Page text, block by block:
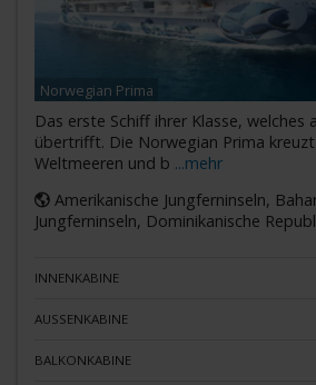
Norwegian Prima
Das erste Schiff ihrer Klasse, welches
übertrifft. Die Norwegian Prima
Weltmeeren und b ...mehr
Amerikanische Jungferninseln,
Jungferninseln, Dominikanische
INNENKABINE
AUSSENKABINE
BALKONKABINE